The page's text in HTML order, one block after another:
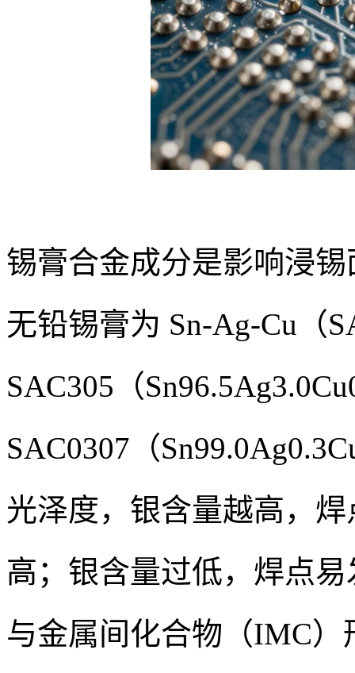
锡膏合金成分是影响浸
无铅锡膏为 Sn-Ag-Cu（
SAC305（
SAC0307（
光泽度，银含量越高，
高；银含量过低，焊点
与金属间化合物（IMC